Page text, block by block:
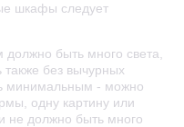
шкафы следует
быть много света,
без вычурных
минимальным - можно
одну картину или
не должно быть много